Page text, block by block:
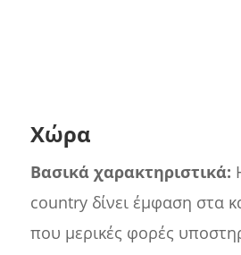
Χώρα
Βασικά χαρακτηριστικά:
country δίνει έμφαση στα
που μερικές φορές